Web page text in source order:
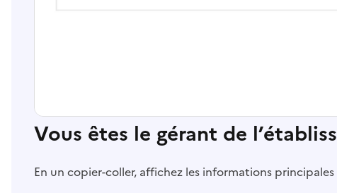
Vous êtes le gérant de
En un copier-coller, affichez les informations